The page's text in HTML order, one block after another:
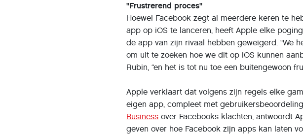
"Frustrerend proces"
Hoewel Facebook zegt al meerdere keren te
app op iOS te lanceren, heeft Apple elke
de app van zijn rivaal hebben geweigerd. “We
om uit te zoeken hoe we dit op iOS kunnen
Rubin, “en het is tot nu toe een buitengewoon
Apple verklaart dat volgens zijn regels elke
eigen app, compleet met
Business over Facebooks klachten, antwoordt
geven over hoe Facebook zijn apps kan laten